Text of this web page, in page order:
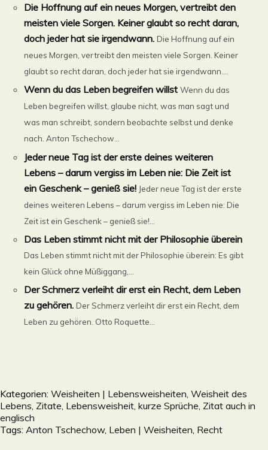
Die Hoffnung auf ein neues Morgen, vertreibt den
meisten viele Sorgen. Keiner glaubt so recht daran,
doch jeder hat sie irgendwann. Die Hoffnung auf ein
neues Morgen, vertreibt den meisten viele Sorgen. Keiner
glaubt so recht daran, doch jeder hat sie irgendwann....
Wenn du das Leben begreifen willst Wenn du das
Leben begreifen willst, glaube nicht, was man sagt und
was man schreibt, sondern beobachte selbst und denke
nach. Anton Tschechow...
Jeder neue Tag ist der erste deines weiteren
Lebens – darum vergiss im Leben nie: Die Zeit ist
ein Geschenk – genieß sie! Jeder neue Tag ist der erste
deines weiteren Lebens – darum vergiss im Leben nie: Die
Zeit ist ein Geschenk – genieß sie!...
Das Leben stimmt nicht mit der Philosophie überein
Das Leben stimmt nicht mit der Philosophie überein: Es gibt
kein Glück ohne Müßiggang,...
Der Schmerz verleiht dir erst ein Recht, dem Leben
zu gehören. Der Schmerz verleiht dir erst ein Recht, dem
Leben zu gehören. Otto Roquette...
Kategorien: Weisheiten | Lebensweisheiten, Weisheit des
Lebens, Zitate, Lebensweisheit, kurze Sprüche, Zitat auch in
englisch
Tags: Anton Tschechow, Leben | Weisheiten Recht